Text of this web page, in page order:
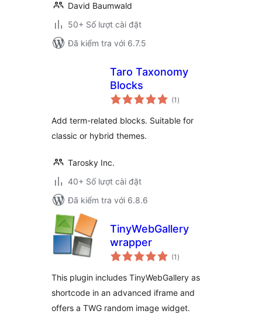
David Baumwald
50+ Số lượt cài đặt
Đã kiểm tra với 6.7.5
Taro Taxonomy
Blocks
(1 tổng
đánh
)
Add term-related blocks. Suitable for
classic or hybrid themes.
Tarosky Inc.
40+ Số lượt cài đặt
Đã kiểm tra với 6.8.6
TinyWebGallery
wrapper
(1 tổng
đánh
)
This plugin includes TinyWebGallery as
shortcode in an advanced iframe and
offers a TWG random image widget.